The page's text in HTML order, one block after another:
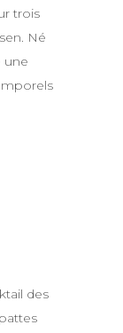
trois
Né
une
des